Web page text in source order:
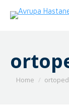
You are here:
Home